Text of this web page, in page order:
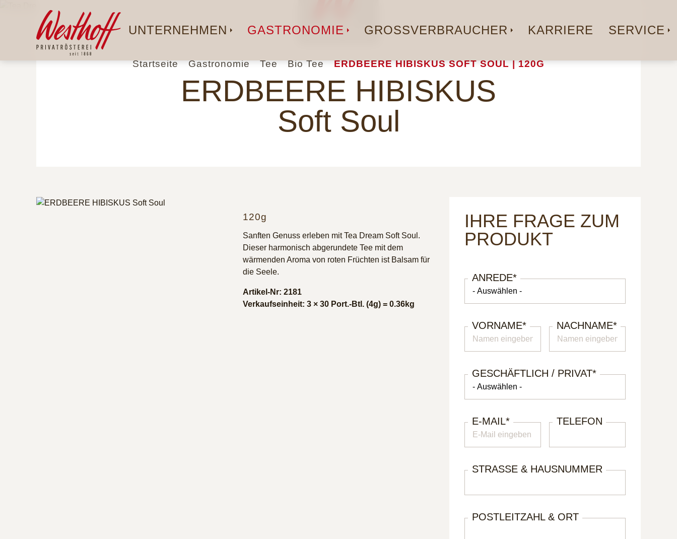
UNTERNEHMEN GASTRONOMIE GROSSVERBRAUCHER KARRIERE SERVICE
Startseite Gastronomie Tee Bio Tee ERDBEERE HIBISKUS SOFT SOUL | 120G
ERDBEERE HIBISKUS
Soft Soul
120g
Sanften Genuss erleben mit Tea Dream Soft Soul.
Dieser harmonisch abgerundete Tee mit dem
wärmenden Aroma von roten Früchten ist Balsam für
die Seele.
Artikel-Nr: 2181
Verkaufseinheit: 3 × 30 Port.-Btl. (4g) = 0.36kg
IHRE FRAGE ZUM
PRODUKT
ANREDE*
VORNAME* NACHNAME*
GESCHÄFTLICH / PRIVAT*
E-MAIL* TELEFON
STRASSE & HAUSNUMMER
POSTLEITZAHL & ORT